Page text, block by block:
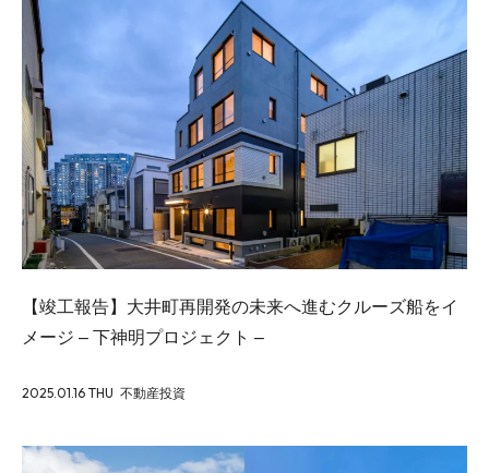
【竣工報告】大井町再開発の未来へ進むクルーズ船をイ
メージ – 下神明プロジェクト –
2025.01.16 THU 不動産投資